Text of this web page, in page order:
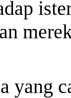
yang